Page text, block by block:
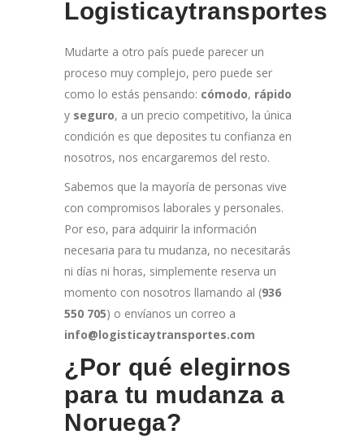
Logisticaytransportes
Mudarte a otro país puede parecer un
proceso muy complejo, pero puede ser
como lo estás pensando: cómodo, rápido
y seguro, a un precio competitivo, la única
condición es que deposites tu confianza en
nosotros, nos encargaremos del resto.
Sabemos que la mayoría de personas vive
con compromisos laborales y personales.
Por eso, para adquirir la información
necesaria para tu mudanza, no necesitarás
ni días ni horas, simplemente reserva un
momento con nosotros llamando al (936
550 705) o envíanos un correo a
info@logisticaytransportes.com
¿Por qué elegirnos
para tu mudanza a
Noruega?